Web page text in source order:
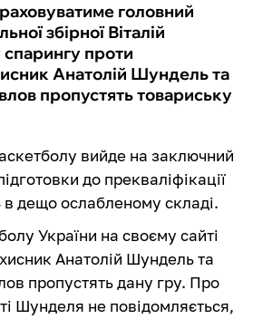
головний
збірної Віталій
проти
Анатолій Шундель та
пропустять товариську
вийде на заключний
до прекваліфікації
в дещо ослабленому складі.
України на своєму сайті
Анатолій Шундель та
пропустять дану гру. Про
Шунделя не повідомляється,